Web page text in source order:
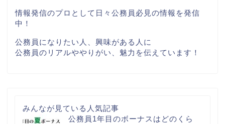
情報発信のプロとして日々公務員必見の情報を発信
中！
公務員になりたい人、興味がある人に
公務員のリアルややりがい、魅力を伝えています！
みんなが見ている人気記事
公務員1年目のボーナスはどのくら